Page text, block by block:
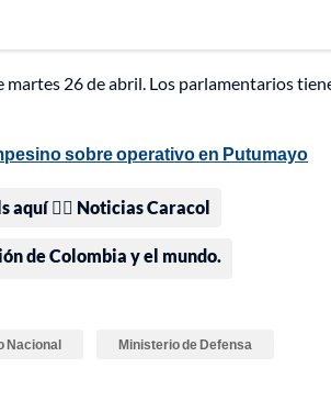
26 de abril. Los parlamentarios
sobre operativo en Putumayo
👉🏻 Noticias Caracol
de Colombia y el mundo.
Nacional Ministerio de Defensa